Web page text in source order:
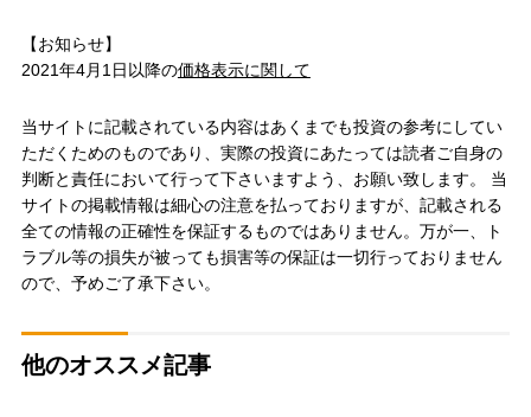
【お知らせ】
2021年4月1日以降の価格表示に関して
当サイトに記載されている内容はあくまでも投資の参考にしてい
ただくためのものであり、実際の投資にあたっては読者ご自身の
判断と責任において行って下さいますよう、お願い致します。 当
サイトの掲載情報は細心の注意を払っておりますが、記載される
全ての情報の正確性を保証するものではありません。万が一、ト
ラブル等の損失が被っても損害等の保証は一切行っておりません
ので、予めご了承下さい。
他のオススメ記事